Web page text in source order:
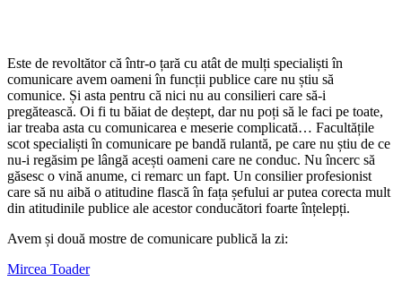
Este de revoltător că într-o țară cu atât de mulți specialiști în
comunicare avem oameni în funcții publice care nu știu să
comunice. Și asta pentru că nici nu au consilieri care să-i
pregătească. Oi fi tu băiat de deștept, dar nu poți să le faci pe toate,
iar treaba asta cu comunicarea e meserie complicată… Facultățile
scot specialiști în comunicare pe bandă rulantă, pe care nu știu de ce
nu-i regăsim pe lângă acești oameni care ne conduc. Nu încerc să
găsesc o vină anume, ci remarc un fapt. Un consilier profesionist
care să nu aibă o atitudine flască în fața șefului ar putea corecta mult
din atitudinile publice ale acestor conducători foarte înțelepți.
Avem și două mostre de comunicare publică la zi:
Mircea Toader